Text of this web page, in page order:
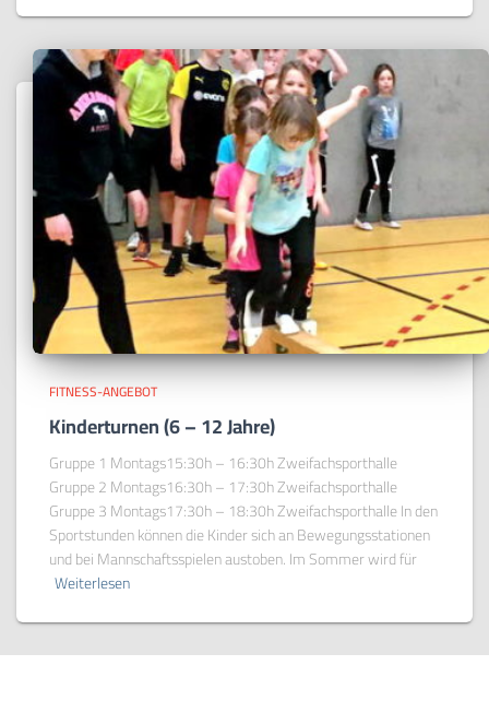
FITNESS-ANGEBOT
Kinderturnen (6 – 12 Jahre)
Gruppe 1 Montags15:30h – 16:30h Zweifachsporthalle
Gruppe 2 Montags16:30h – 17:30h Zweifachsporthalle
Gruppe 3 Montags17:30h – 18:30h Zweifachsporthalle In den
Sportstunden können die Kinder sich an Bewegungsstationen
und bei Mannschaftsspielen austoben. Im Sommer wird für
Weiterlesen